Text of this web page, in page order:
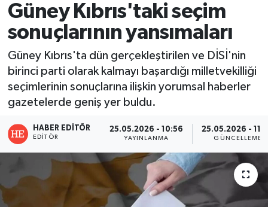
Güney Kıbrıs'taki seçim
sonuçlarının yansımaları
Güney Kıbrıs'ta dün gerçekleştirilen ve DİSİ'nin
birinci parti olarak kalmayı başardığı milletvekilliği
seçimlerinin sonuçlarına ilişkin yorumsal haberler
gazetelerde geniş yer buldu.
HABER EDITÖR
EDITÖR
25.05.2026 - 10:56
YAYINLANMA
25.05.2026 -
GÜNCELLEME
Tüm Manşetler
Haber Arşivi